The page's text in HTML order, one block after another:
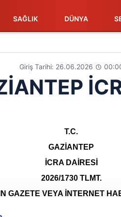
SAĞLIK DÜNYA
Giriş Tarihi: 26.06.2026
T.C.
GAZİANTEP
İCRA DAİRESİ
2026/1730 TLMT.
GAZETE VEYA İNTERNET
çıkarılmış olup